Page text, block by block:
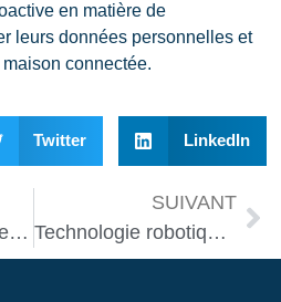
en matière de
leurs données personnelles et
connectée.
Twitter LinkedIn
Intégrer les systèmes domotiques les plus avancés en 2025
SUIVANT
Technologie robotique au service de la santé : un avenir prometteur